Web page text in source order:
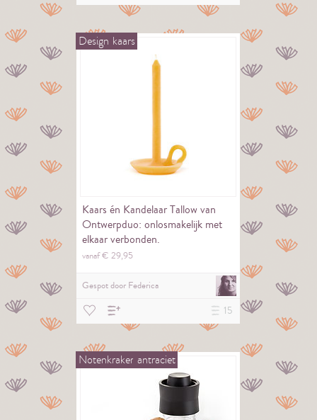
Design kaars
Kaars én Kandelaar Tallow van
Ontwerpduo: onlosmakelijk met
elkaar verbonden.
vanaf €29,95
Gespot door Federica
15
Notenkraker antraciet